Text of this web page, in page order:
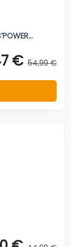
€ 54,99 €